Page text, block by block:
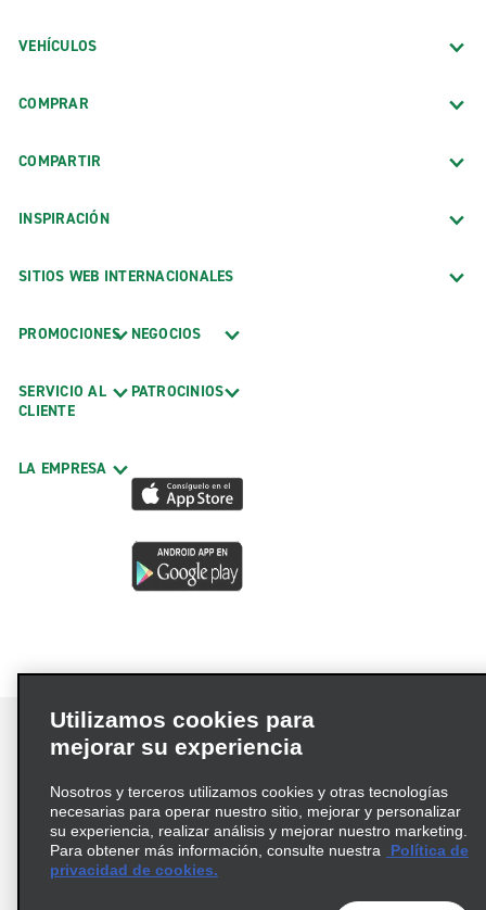
VEHÍCULOS
COMPRAR
COMPARTIR
INSPIRACIÓN
SITIOS WEB INTERNACIONALES
PROMOCIONES
SERVICIO AL
CLIENTE
LA EMPRESA
NEGOCIOS
PATROCINIOS
Términos de uso
Política de privacidad
Política de cookies
Información de Salud del Consumidor
Utilizamos cookies para
mejorar su experiencia
Nosotros y terceros utilizamos cookies y otras tecnologías
necesarias para operar nuestro sitio, mejorar y personalizar
su experiencia, realizar análisis y mejorar nuestro marketing.
Para obtener más información, consulte nuestra
Política de
privacidad de cookies.